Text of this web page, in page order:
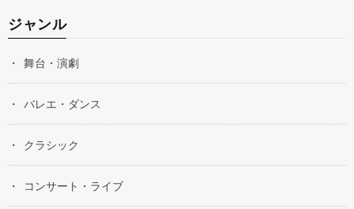
ジャンル
舞台・演劇
バレエ・ダンス
クラシック
コンサート・ライブ